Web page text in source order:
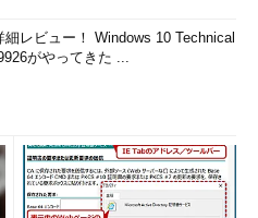
レビュー！ Windows 10 Technical
がやってきた ...